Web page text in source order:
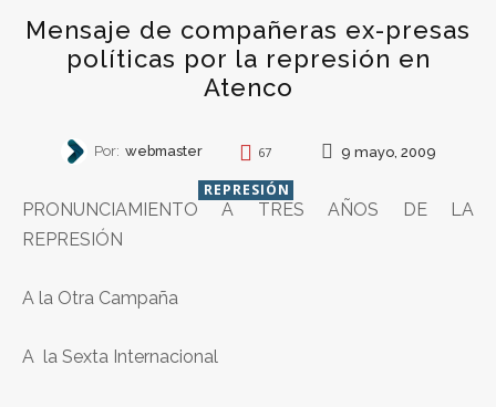
Mensaje de compañeras ex-presas
políticas por la represión en
Atenco
Por: webmaster 67 9 mayo, 2009
REPRESIÓN
PRONUNCIAMIENTO A TRES AÑOS DE LA
REPRESIÓN
A la Otra Campaña
A la Sexta Internacional